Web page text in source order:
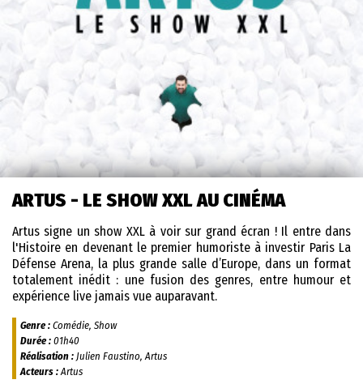
ARTUS - LE SHOW XXL AU CINÉMA
Artus signe un show XXL à voir sur grand écran ! Il entre dans
l'Histoire en devenant le premier humoriste à investir Paris La
Défense Arena, la plus grande salle d’Europe, dans un format
totalement inédit : une fusion des genres, entre humour et
expérience live jamais vue auparavant.
Genre : Comédie, Show
Durée : 01h40
Réalisation : Julien Faustino, Artus
Acteurs :Artus